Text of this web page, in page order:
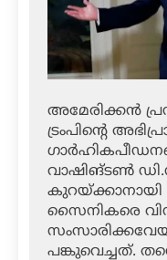
അമേരിക്കൻ
ട്രംപിൻ്റെ
വാഷിങ്ടൺ
സൈനികരെ
പങ്കുവെച്ചത്.